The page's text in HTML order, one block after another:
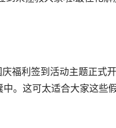
利签到活动主题正式
。这可太适合大家这些